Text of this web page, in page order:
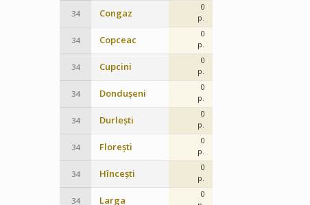
34 Congaz
0
p.
34 Copceac
0
p.
34 Cupcini
0
p.
34 Dondușeni
0
p.
34 Durlești
0
p.
34 Florești
0
p.
34 Hîncești
0
p.
34 Larga
0